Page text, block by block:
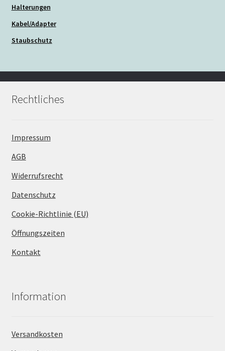
Halterungen
Kabel/Adapter
Staubschutz
Rechtliches
Impressum
AGB
Widerrufsrecht
Datenschutz
Cookie-Richtlinie (EU)
Öffnungszeiten
Kontakt
Information
Versandkosten